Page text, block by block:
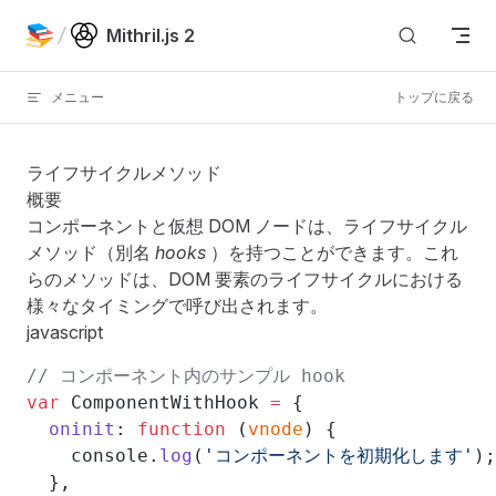
Skip to contentMithril.js 2
メニュー トップに戻る
ライフサイクルメソッド
概要
コンポーネント と仮想 DOM ノードは、ライフサイクル
メソッド（別名 hooks ）を持つことができます。これ
らのメソッドは、DOM 要素のライフサイクルにおける
様々なタイミングで呼び出されます。
javascript
// コンポーネント内のサンプル hook
var ComponentWithHook = {
  oninit
: function ( vnode ) {
    console.
log ( 'コンポーネントを初期化します' );
  },